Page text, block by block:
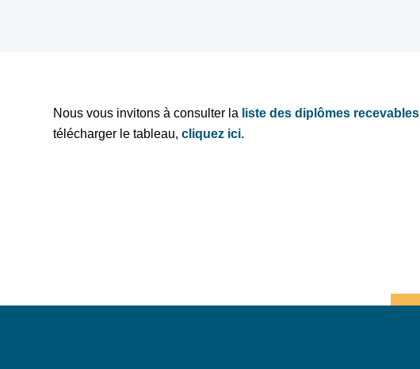
Nous vous invitons à consulter la liste des diplômes recevables
télécharger le tableau, cliquez ici.